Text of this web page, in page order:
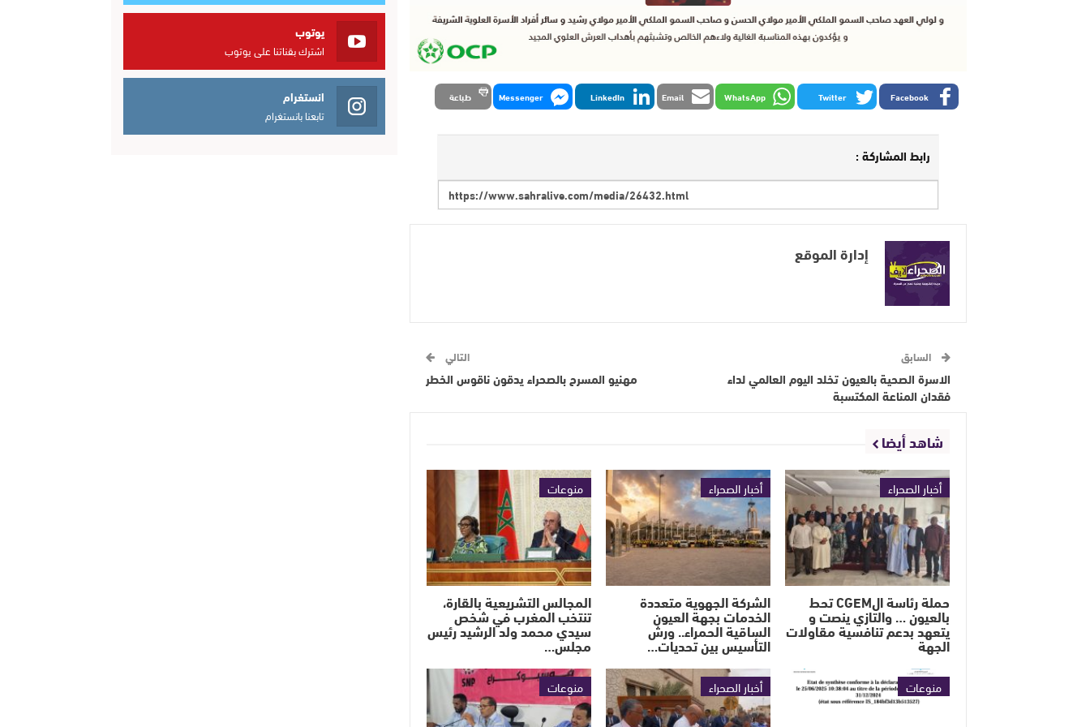
Facebook
Twitter
WhatsApp
Email
LinkedIn
Messenger طباعة
رابط المشاركة :
إدارة الموقع
السابق
الاسرة الصحية بالعيون تخلد اليوم العالمي لداء
فقدان المناعة المكتسبة
التالي
مهنيو المسرح بالصحراء يدقون ناقوس الخطر
شاهد أيضا
أخبار الصحراء
حملة رئاسة الCGEM تحط
بالعيون … والتازي ينصت و
يتعهد بدعم تنافسية مقاولات
الجهة
أخبار الصحراء
الشركة الجهوية متعددة
الخدمات بجهة العيون
الساقية الحمراء.. ورش
التأسيس بين تحديات…
منوعات
المجالس التشريعية بالقارة،
تنتخب المغرب في شخص
سيدي محمد ولد الرشيد رئيس
مجلس…
منوعات أخبار الصحراء منوعات
يوتوب
اشترك بقناتنا على يوتوب
انستغرام
تابعنا بانستغرام